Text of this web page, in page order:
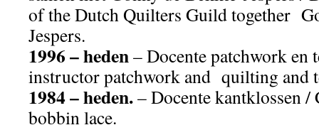
of the Dutch Quilters Guild together
Jespers.
1996 – heden– Docente patchwork en
instructor patchwork and quilting and
1984 – heden.– Docente kantklossen
bobbin lace.